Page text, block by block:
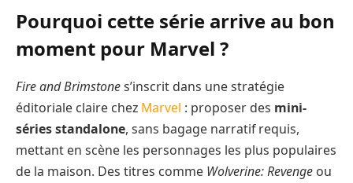
Pourquoi cette série arrive au bon
moment pour Marvel ?
Fire and Brimstones’inscrit dans une stratégie
éditoriale claire chez Marvel : proposer des mini-
séries standalone, sans bagage narratif requis,
mettant en scène les personnages les plus populaires
de la maison. Des titres comme Wolverine: Revenge ou